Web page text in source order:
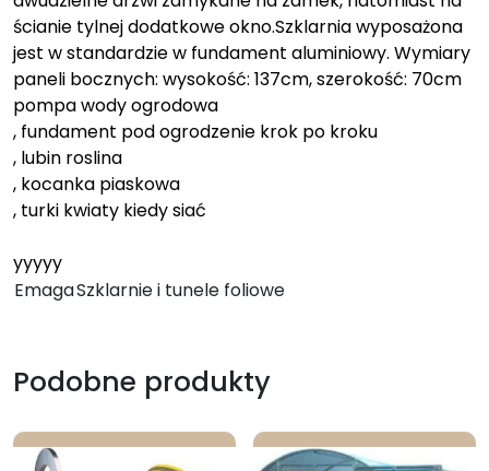
ścianie tylnej dodatkowe okno.Szklarnia wyposażona
jest w standardzie w fundament aluminiowy. Wymiary
paneli bocznych: wysokość: 137cm, szerokość: 70cm
pompa wody ogrodowa
, fundament pod ogrodzenie krok po kroku
, lubin roslina
, kocanka piaskowa
, turki kwiaty kiedy siać
yyyyy
EmagaSzklarnie i tunele foliowe
Podobne produkty